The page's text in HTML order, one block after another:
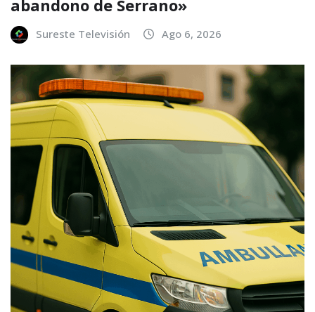
abandono de Serrano»
Sureste Televisión Ago 6, 2026